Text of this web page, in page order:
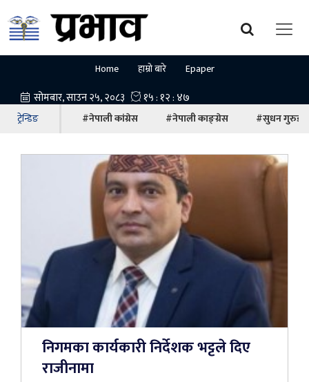
Home हाम्रो बारे Epaper
ट्रेन्डिङ #नेपाली कांग्रेस #नेपाली काङ्ग्रेस #सुधन गुरुङ
निगमका कार्यकारी निर्देशक भट्टले दिए
राजीनामा